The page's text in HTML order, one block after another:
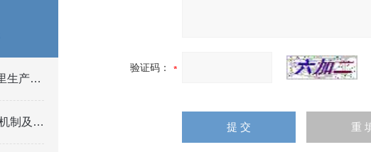
CIC-160型离子色谱仪哪里生产的比较好
安培检测器的电化学响应机制及其在液相色谱系统中的维护应用
验证码：